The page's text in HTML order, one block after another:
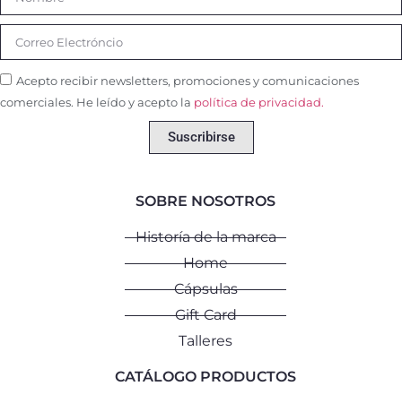
Acepto recibir newsletters, promociones y comunicaciones
comerciales. He leído y acepto la política de privacidad.
Suscribirse
SOBRE NOSOTROS
Historía de la marca
Home
Cápsulas
Gift Card
Talleres
CATÁLOGO PRODUCTOS